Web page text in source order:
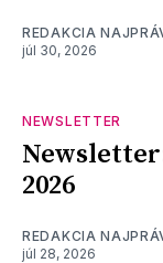
REDAKCIA
júl 30, 2026
NEWSLETTER
2026
REDAKCIA
júl 28, 2026